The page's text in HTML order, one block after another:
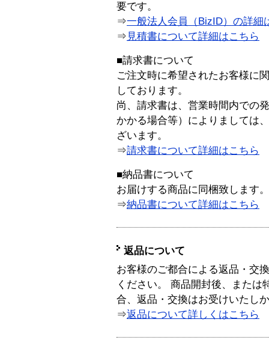
要です。
⇒一般法人会員（BizID）の詳細
⇒ 見積書について詳細はこちら
■請求書について
ご注文時に希望されたお客様に
しております。
尚、請求書は、営業時間内での
かかる場合等）によりましては
ざいます。
⇒請求書について詳細はこちら
■納品書について
お届けする商品に同梱致します。
⇒納品書について詳細はこちら
返品について
お客様のご都合による返品・交
ください。 商品開封後、または
合、返品・交換はお受けいたし
⇒返品について詳しくはこちら